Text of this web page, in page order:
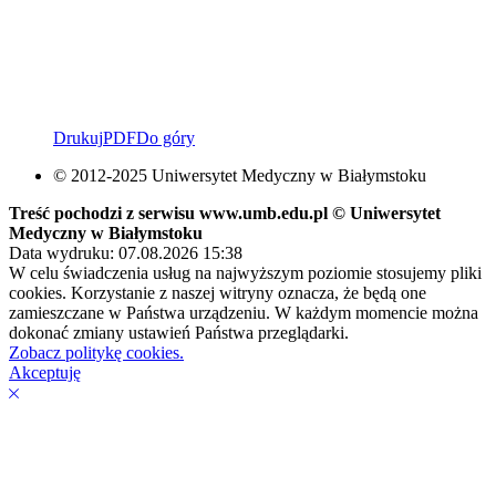
DrukujPDFDo góry
© 2012-2025 Uniwersytet Medyczny w Białymstoku
Treść pochodzi z serwisu www.umb.edu.pl © Uniwersytet
Medyczny w Białymstoku
Data wydruku: 07.08.2026 15:38
W celu świadczenia usług na najwyższym poziomie stosujemy pliki
cookies. Korzystanie z naszej witryny oznacza, że będą one
zamieszczane w Państwa urządzeniu. W każdym momencie można
dokonać zmiany ustawień Państwa przeglądarki.
Zobacz politykę cookies.
Akceptuję